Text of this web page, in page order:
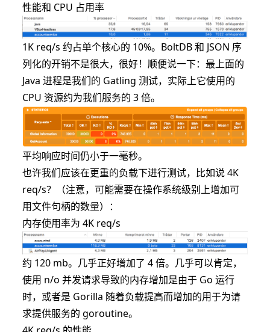
性能和 CPU 占用率
1K req/s 约占单个核心的 10%。BoltDB 和 JSON 序
列化的开销不是很大，很好！顺便说一下：最上面的
Java 进程是我们的 Gatling 测试，实际上它使用的
CPU 资源约为我们服务的 3 倍。
平均响应时间仍小于一毫秒。
也许我们应该在更重的负载下进行测试，比如说 4K
req/s？（注意，可能需要在操作系统级别上增加可
用文件句柄的数量）：
内存使用率为 4K req/s
约 120 mb。几乎正好增加了 4 倍。几乎可以肯定，
使用 n/o 并发请求导致的内存增加是由于 Go 运行
时，或者是 Gorilla 随着负载提高而增加的用于为请
求提供服务的 goroutine。